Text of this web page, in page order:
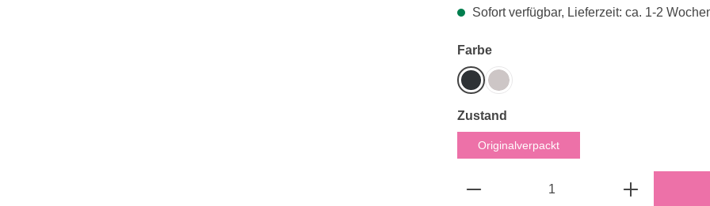
Sofort verfügbar, Lieferzeit: ca. 1-2
Farbeauswählen
GraphitLight Taupe
Zustandauswählen
Originalverpackt
Produkt Anzahl: Gib den